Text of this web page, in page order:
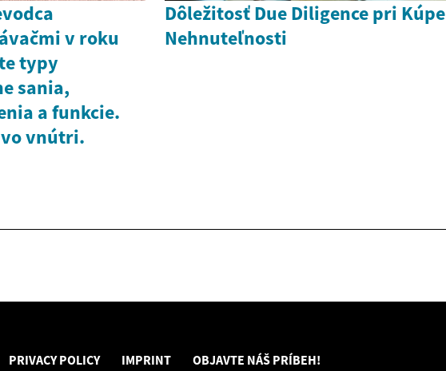
v roku
typy
sania,
a funkcie.
vo vnútri.
Dôležitosť Due Diligence pri Kúpe
Nehnuteľnosti
PRIVACY POLICY IMPRINT OBJAVTE NÁŠ PRÍBEH!